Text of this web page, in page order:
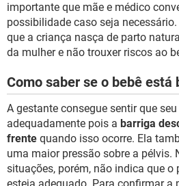
importante que mãe e médico
possibilidade caso seja
que a criança nasça de parto
da mulher e não trouxer riscos ao
Como saber se o bebê está
A gestante consegue sentir que
adequadamente pois a barriga
frente quando isso ocorre. Ela
uma maior pressão sobre a pélvis.
situações, porém, não indica que